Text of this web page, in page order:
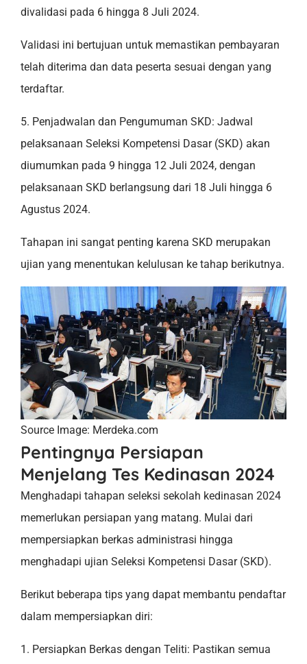
divalidasi pada 6 hingga 8 Juli 2024.
Validasi ini bertujuan untuk memastikan pembayaran
telah diterima dan data peserta sesuai dengan yang
terdaftar.
5. Penjadwalan dan Pengumuman SKD: Jadwal
pelaksanaan Seleksi Kompetensi Dasar (SKD) akan
diumumkan pada 9 hingga 12 Juli 2024, dengan
pelaksanaan SKD berlangsung dari 18 Juli hingga 6
Agustus 2024.
Tahapan ini sangat penting karena SKD merupakan
ujian yang menentukan kelulusan ke tahap berikutnya.
Source Image: Merdeka.com
Pentingnya Persiapan
Menjelang Tes Kedinasan 2024
Menghadapi tahapan seleksi sekolah kedinasan 2024
memerlukan persiapan yang matang. Mulai dari
mempersiapkan berkas administrasi hingga
menghadapi ujian Seleksi Kompetensi Dasar (SKD).
Berikut beberapa tips yang dapat membantu pendaftar
dalam mempersiapkan diri:
1. Persiapkan Berkas dengan Teliti: Pastikan semua